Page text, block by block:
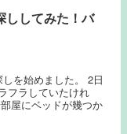
ししてみた！バ
を始めました。 2日
フラしていたけれ
屋にベッドが幾つか